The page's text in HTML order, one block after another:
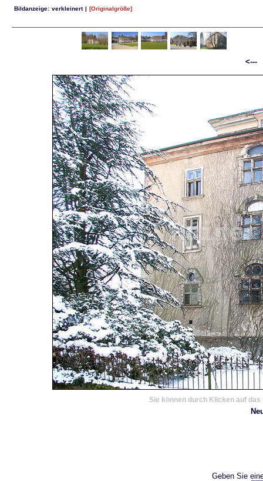
Bildanzeige: verkleinert | [Originalgröße]
Sie können durch Klicken auf
Geben Sie